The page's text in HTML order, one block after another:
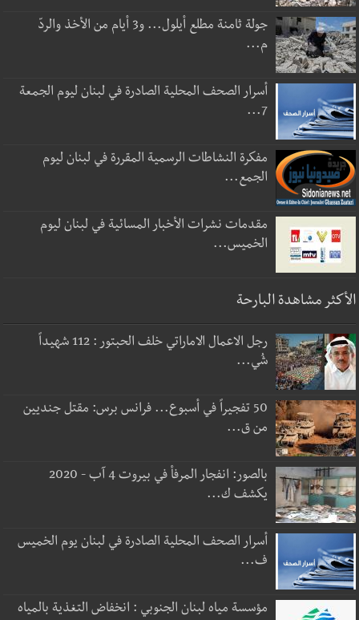
جولة ثامنة مطلع أيلول... و3 أيام من الأخذ والردّ
م...
أسرار الصحف المحلية الصادرة في لبنان ليوم الجمعة
7...
مفكرة النشاطات الرسمية المقررة في لبنان ليوم
الجمع...
مقدمات نشرات الأخبار المسائية في لبنان ليوم
الخميس...
الأكثر مشاهدة البارحة
رجل الاعمال الاماراتي خلف الحبتور : 112 شهيداً
شُي...
50 تفجيراً في أسبوع... فرانس برس: مقتل جنديين
من ق...
بالصور: انفجار المرفأ في بيروت 4 آب - 2020
يكشف ك...
أسرار الصحف المحلية الصادرة في لبنان يوم الخميس
ف...
مؤسسة مياه لبنان الجنوبي : انخفاض التغذية بالمياه